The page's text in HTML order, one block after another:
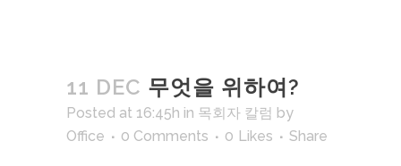
11 DEC 무엇을 위하여?
Posted at 16:45h in 목회자 칼럼 by
Office
0 Comments 0 Likes Share